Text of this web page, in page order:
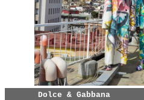
Dolce & Gabbana